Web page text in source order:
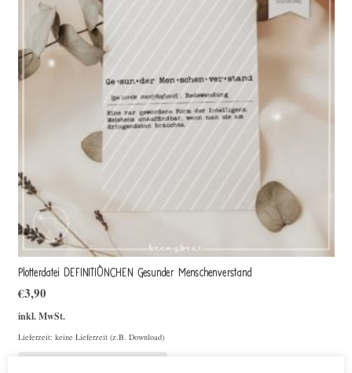
Plotterdatei DEFINITIÖNCHEN Gesunder Menschenverstand
€3,90
inkl. MwSt.
Lieferzeit: keine Lieferzeit (z.B. Download)